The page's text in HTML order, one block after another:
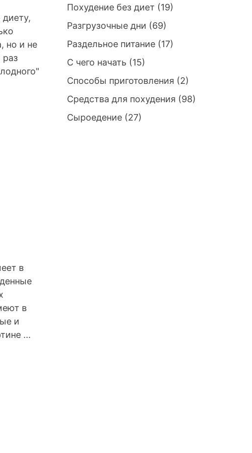
но и не
раз
в
в
и
...
Похудение без диет (19)
Разгрузочные дни (69)
Раздельное питание(17)
С чего начать (15)
Способы приготовления (2)
Средства для похудения (98)
Сыроедение(27)